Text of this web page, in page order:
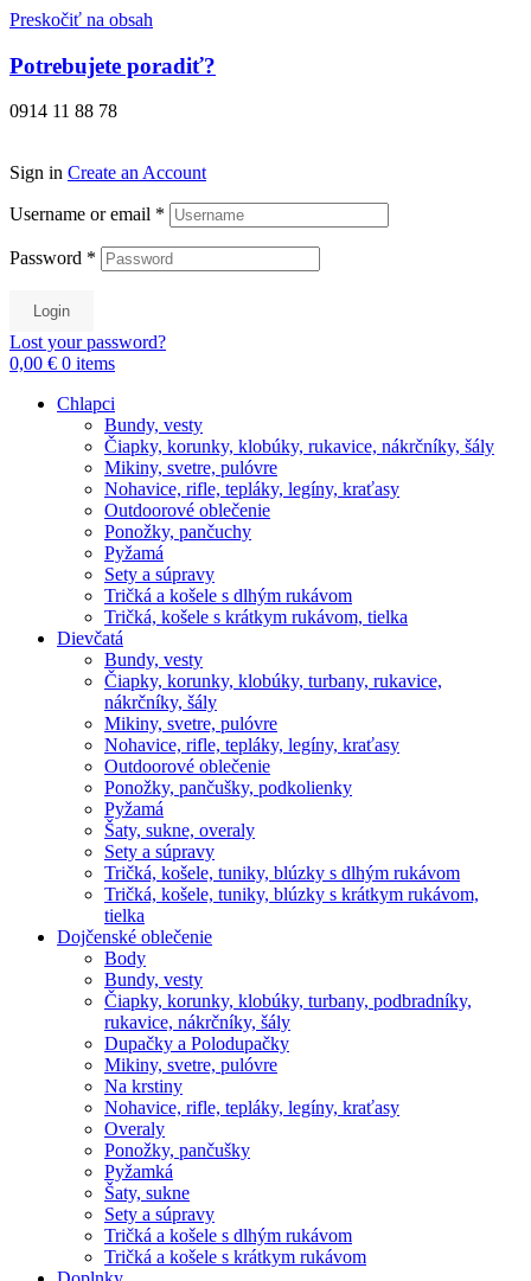
Preskočiť na obsah
Potrebujete poradiť?
0914 11 88 78
Sign in Create an Account
Username or email *
Password *
Login
Lost your password?
0,00 € 0 items
Chlapci
Bundy, vesty
Čiapky, korunky, klobúky, rukavice, nákrčníky, šály
Mikiny, svetre, pulóvre
Nohavice, rifle, tepláky, legíny, kraťasy
Outdoorové oblečenie
Ponožky, pančuchy
Pyžamá
Sety a súpravy
Tričká a košele s dlhým rukávom
Tričká, košele s krátkym rukávom, tielka
Dievčatá
Bundy, vesty
Čiapky, korunky, klobúky, turbany, rukavice,
nákrčníky, šály
Mikiny, svetre, pulóvre
Nohavice, rifle, tepláky, legíny, kraťasy
Outdoorové oblečenie
Ponožky, pančušky, podkolienky
Pyžamá
Šaty, sukne, overaly
Sety a súpravy
Tričká, košele, tuniky, blúzky s dlhým rukávom
Tričká, košele, tuniky, blúzky s krátkym rukávom,
tielka
Dojčenské oblečenie
Body
Bundy, vesty
Čiapky, korunky, klobúky, turbany, podbradníky,
rukavice, nákrčníky, šály
Dupačky a Polodupačky
Mikiny, svetre, pulóvre
Na krstiny
Nohavice, rifle, tepláky, legíny, kraťasy
Overaly
Ponožky, pančušky
Pyžamká
Šaty, sukne
Sety a súpravy
Tričká a košele s dlhým rukávom
Tričká a košele s krátkym rukávom